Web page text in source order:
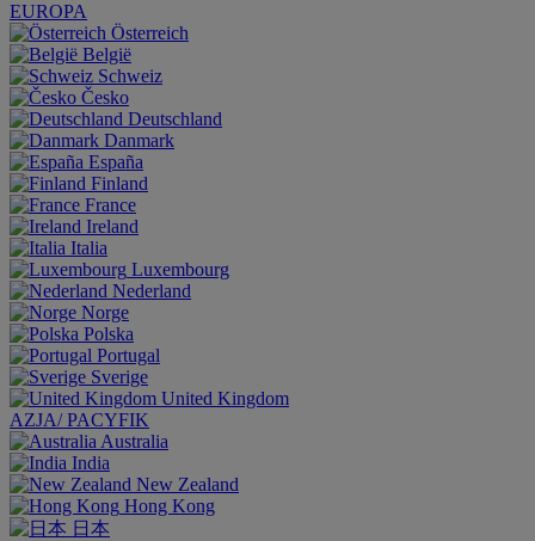
EUROPA
Österreich
België
Schweiz
Česko
Deutschland
Danmark
España
Finland
France
Ireland
Italia
Luxembourg
Nederland
Norge
Polska
Portugal
Sverige
United Kingdom
AZJA/ PACYFIK
Australia
India
New Zealand
Hong Kong
日本